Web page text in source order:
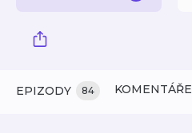
EPIZODY 84 KOMENTÁŘE